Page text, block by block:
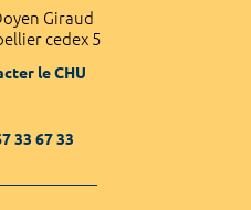
Giraud
cedex 5
le CHU
33 67 33